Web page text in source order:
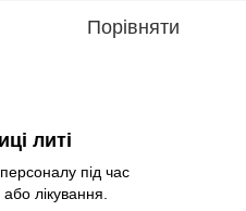
Порівняти
литі
під час
лікування.